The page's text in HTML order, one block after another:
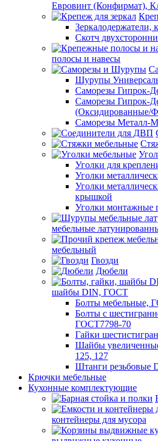
Евровинт (Конфирмат),
Зеркалодержатели,
Скотч
полосы и навесы
Шурупы
Саморезы Гипрок-
Саморезы Гипрок-
(Оксидированные/
Саморезы Металл-
Уголки для
Уголки
Уголки
крышкой
Уголки монтажные
мебельные
мебельный
Гвозди
Дюбели
шайбы DIN, ГОСТ
Болты мебельные,
Болты с
ГОСТ7798-70
Гайки
Шайбы
125, 127
Штанги резьбовые
Крючки мебельные
Кухонные комплектующие
контейнеры для мусора